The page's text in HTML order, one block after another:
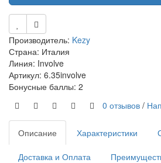
Производитель: Kezy
Страна: Италия
Линия: Involve
Артикул: 6.35involve
Бонусные баллы: 2
0 отзывов /
Описание Характеристики
Доставка и Оплата